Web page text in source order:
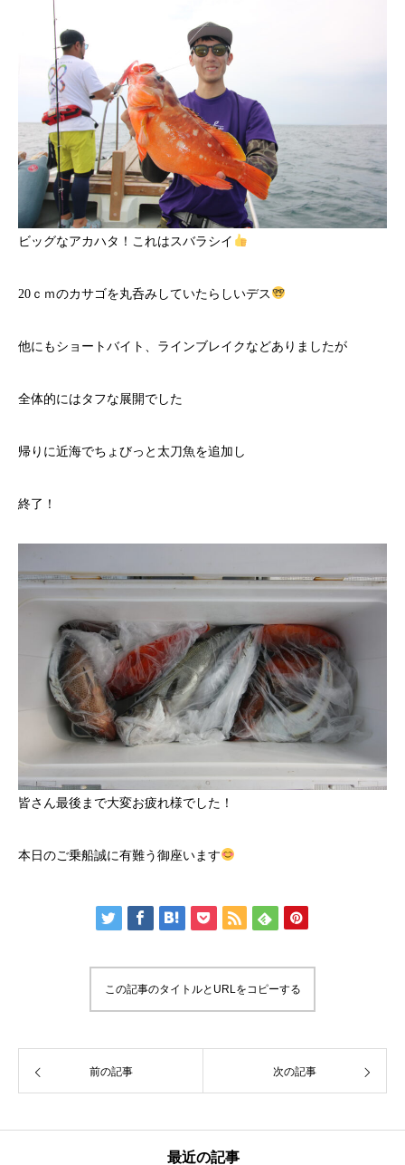
ビッグなアカハタ！これはスバラシイ
20ｃｍのカサゴを丸呑みしていたらしいデス
他にもショートバイト、ラインブレイクなどありましたが
全体的にはタフな展開でした
帰りに近海でちょびっと太刀魚を追加し
終了！
皆さん最後まで大変お疲れ様でした！
本日のご乗船誠に有難う御座います
この記事のタイトルとURLをコピーする
前の記事 次の記事
最近の記事